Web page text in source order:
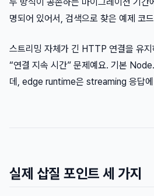
두 방식이 공존하는 마이그레이션 기
명되어 있어서, 검색으로 찾은 예제 코
스트리밍 자체가 긴 HTTP 연결을 유
“연결 지속 시간” 문제예요. 기본
데, edge runtime은 streaming 응답에
실제 삽질 포인트 세 가지